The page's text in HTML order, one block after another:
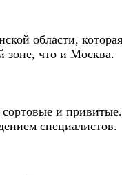
области, которая
зоне, что и Москва.
и
специалистов.